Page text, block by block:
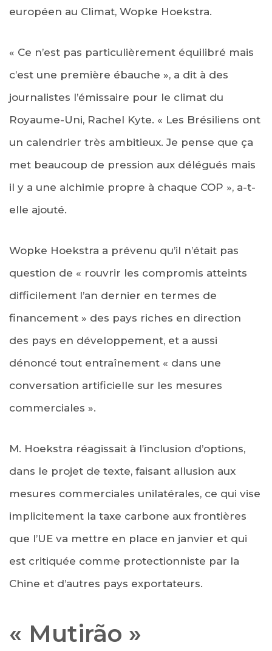
européen au Climat, Wopke Hoekstra.
« Ce n’est pas particulièrement équilibré mais
c’est une première ébauche », a dit à des
journalistes l’émissaire pour le climat du
Royaume-Uni, Rachel Kyte. « Les Brésiliens ont
un calendrier très ambitieux. Je pense que ça
met beaucoup de pression aux délégués mais
il y a une alchimie propre à chaque COP », a-t-
elle ajouté.
Wopke Hoekstra a prévenu qu’il n’était pas
question de « rouvrir les compromis atteints
difficilement l’an dernier en termes de
financement » des pays riches en direction
des pays en développement, et a aussi
dénoncé tout entraînement « dans une
conversation artificielle sur les mesures
commerciales ».
M. Hoekstra réagissait à l’inclusion d’options,
dans le projet de texte, faisant allusion aux
mesures commerciales unilatérales, ce qui vise
implicitement la taxe carbone aux frontières
que l’UE va mettre en place en janvier et qui
est critiquée comme protectionniste par la
Chine et d’autres pays exportateurs.
« Mutirão »